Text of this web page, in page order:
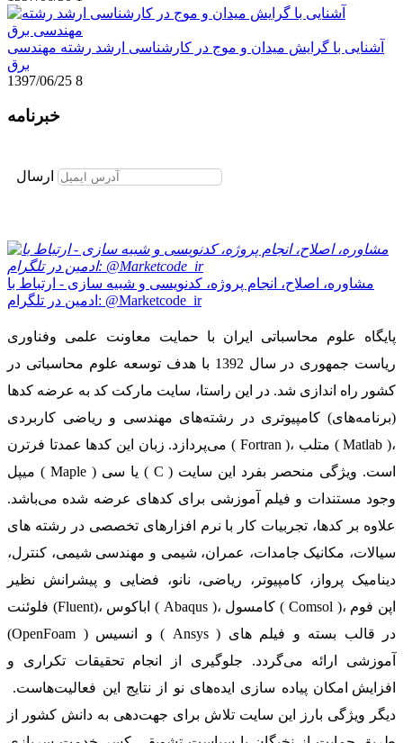
آشنایی با گرایش میدان و موج در کارشناسی ارشد رشته مهندسی
برق
1397/06/25 8
خبرنامه
ارسال
مشاوره، اصلاح، انجام پروژه، کدنویسی و شبیه سازی - ارتباط با
ادمین در تلگرام: @Marketcode_ir
پایگاه علوم محاسباتی ایران با حمایت معاونت علمی وفناوری
ریاست جمهوری در سال 1392 با هدف توسعه علوم محاسباتی در
کشور راه اندازی شد. در این راستا، سایت مارکت کد به عرضه کدها
(برنامه‌های) کامپیوتری در رشته‌های مهندسی و ریاضی کاربردی
می‌پردازد. زبان این کدها عمدتا فرترن ( Fortran )، متلب ( Matlab )،
میپل ( Maple ) یا سی ( C ) است. ویژگی منحصر بفرد این سایت
وجود مستندات و فیلم آموزشی برای کدهای عرضه شده می‌باشد.
علاوه بر کدها، تجربیات کار با نرم افزارهای تخصصی در رشته های
سیالات، مکانیک جامدات، عمران، شیمی و مهندسی شیمی، کنترل،
دینامیک پرواز، کامپیوتر، ریاضی، نانو، فضایی و پیشرانش نظیر
فلوئنت (Fluent)، اباکوس ( Abaqus )، کامسول ( Comsol )، اپن فوم
(OpenFoam ) و انسیس ( Ansys ) در قالب بسته‌ و فیلم های
آموزشی ارائه می‌گردد. جلوگیری از انجام تحقیقات تکراری و
افزایش امکان پیاده سازی ایده‌های نو از نتایج این فعالیت‌هاست.
دیگر ویژگی بارز این سایت تلاش برای جهت‌دهی به دانش کشور از